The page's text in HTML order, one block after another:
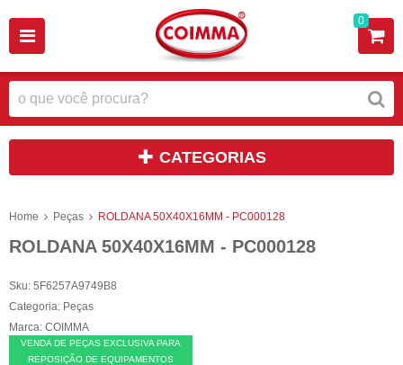
0
CATEGORIAS
Home Peças ROLDANA 50X40X16MM - PC000128
ROLDANA 50X40X16MM - PC000128
Sku: 5F6257A9749B8
Categoria: Peças
Marca: COIMMA
VENDA DE PEÇAS EXCLUSIVA PARA
REPOSIÇÃO DE EQUIPAMENTOS